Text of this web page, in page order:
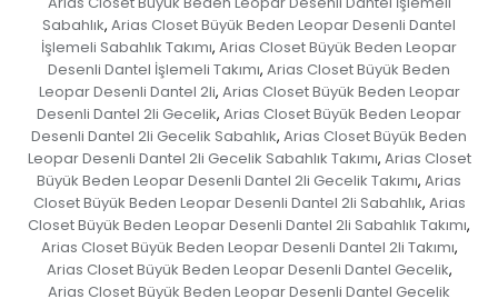
Sabahlık, Arias Closet Büyük Beden Leopar Desenli Dantel
İşlemeli Sabahlık Takımı, Arias Closet Büyük Beden Leopar
Desenli Dantel İşlemeli Takımı, Arias Closet Büyük Beden
Leopar Desenli Dantel 2li, Arias Closet Büyük Beden Leopar
Desenli Dantel 2li Gecelik, Arias Closet Büyük Beden Leopar
Desenli Dantel 2li Gecelik Sabahlık, Arias Closet Büyük Beden
Leopar Desenli Dantel 2li Gecelik Sabahlık Takımı, Arias Closet
Büyük Beden Leopar Desenli Dantel 2li Gecelik Takımı, Arias
Closet Büyük Beden Leopar Desenli Dantel 2li Sabahlık, Arias
Closet Büyük Beden Leopar Desenli Dantel 2li Sabahlık Takımı,
Arias Closet Büyük Beden Leopar Desenli Dantel 2li Takımı,
Arias Closet Büyük Beden Leopar Desenli Dantel Gecelik,
Arias Closet Büyük Beden Leopar Desenli Dantel Gecelik